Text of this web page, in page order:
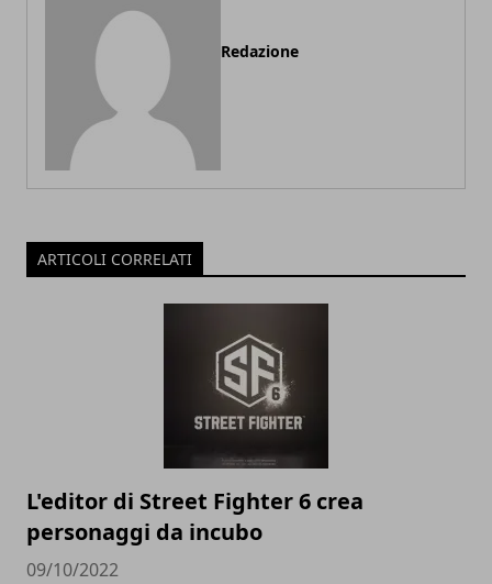
Redazione
ARTICOLI CORRELATI
L'editor di Street Fighter 6 crea
personaggi da incubo
09/10/2022